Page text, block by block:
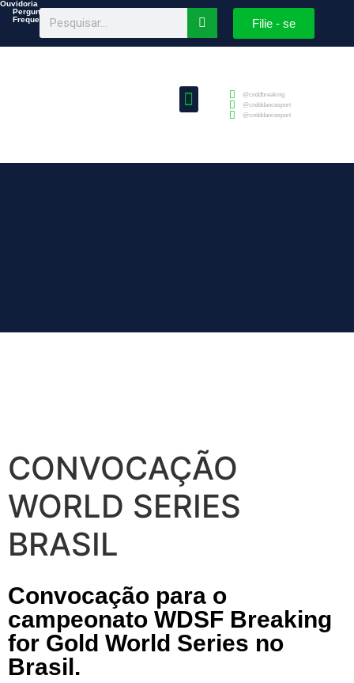
Ouvidoria
Perguntas
Frequentes
Filie - se
@cnddbreaking
@cndddancesport
@cndddancesport
CONVOCAÇÃO
WORLD SERIES
BRASIL
Convocação para o
campeonato WDSF Breaking
for Gold World Series no
Brasil.